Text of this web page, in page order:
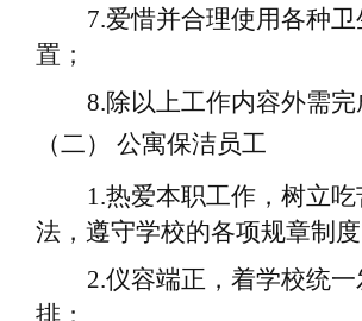
7.爱惜并合理使用各种
置；
8.除以上工作内容外需
（二）
公寓保洁员工
1.热爱本职工作 ，树立
法，遵守学校的各项规章制度
2.仪容端正，着学校统
排；